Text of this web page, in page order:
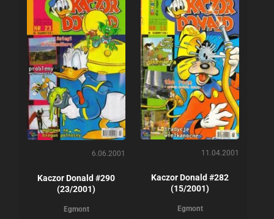
6.06.2001
Kaczor Donald #290
(23/2001)
Egmont
11.04.2001
Kaczor Donald #282
(15/2001)
Egmont